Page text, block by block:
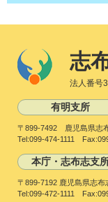
志
法人番号
有明支所
〒899-7492 鹿児島県志
Tel:099-474-1111
本庁・志布志支
〒899-7192 鹿児島県志
Tel:099-472-1111